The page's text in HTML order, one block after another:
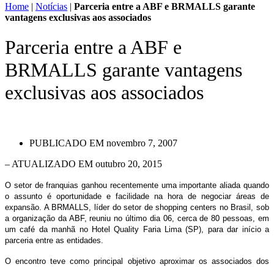
Home | Notícias | Parceria entre a ABF e BRMALLS garante
vantagens exclusivas aos associados
Parceria entre a ABF e
BRMALLS garante vantagens
exclusivas aos associados
PUBLICADO EM novembro 7, 2007
– ATUALIZADO EM outubro 20, 2015
O setor de franquias ganhou recentemente uma importante aliada quando
o assunto é oportunidade e facilidade na hora de negociar áreas de
expansão. A BRMALLS, líder do setor de shopping centers no Brasil, sob
a organização da ABF, reuniu no último dia 06, cerca de 80 pessoas, em
um café da manhã no Hotel Quality Faria Lima (SP), para dar início a
parceria entre as entidades.
O encontro teve como principal objetivo aproximar os associados dos